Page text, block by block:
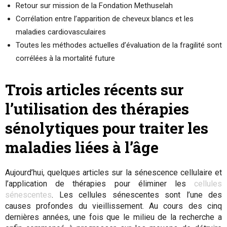
Retour sur mission de la Fondation Methuselah
Corrélation entre l’apparition de cheveux blancs et les
maladies cardiovasculaires
Toutes les méthodes actuelles d’évaluation de la fragilité sont
corrélées à la mortalité future
Trois articles récents sur
l’utilisation des thérapies
sénolytiques pour traiter les
maladies liées à l’âge
Aujourd’hui, quelques articles sur la sénescence cellulaire et
l’application de thérapies pour éliminer les cellules
sénescentes. Les cellules sénescentes sont l’une des
causes profondes du vieillissement. Au cours des cinq
dernières années, une fois que le milieu de la recherche a